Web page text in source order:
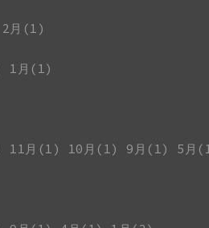
2月(1)
1月(1)
11月(1) 10月(1) 9月(1) 5月